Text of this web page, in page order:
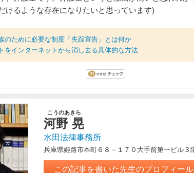
けるような存在になりたいと思っています)
のために必要な制度「失踪宣告」とは何か
をインターネットから消し去る具体的な方法
河野 晃
こうのあきら
水田法律事務所
兵庫県姫路市本町６８－１７０大手前第一ビル３
この記事を書いた先生のプロフィー